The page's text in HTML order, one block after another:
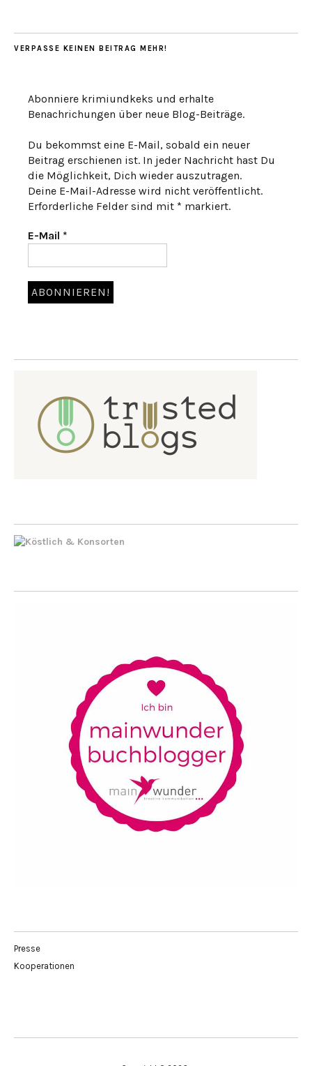
VERPASSE KEINEN BEITRAG MEHR!
Abonniere krimiundkeks und erhalte
Benachrichungen über neue Blog-Beiträge.
Du bekommst eine E-Mail, sobald ein neuer
Beitrag erschienen ist. In jeder Nachricht hast Du
die Möglichkeit, Dich wieder auszutragen.
Deine E-Mail-Adresse wird nicht veröffentlicht.
Erforderliche Felder sind mit * markiert.
E-Mail *
Presse
Kooperationen